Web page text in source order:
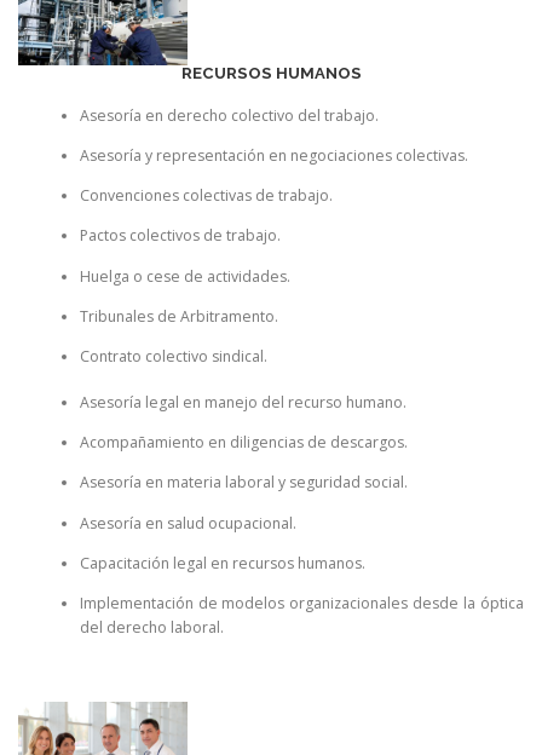
RECURSOS HUMANOS
Asesoría en derecho colectivo del trabajo.
Asesoría y representación en negociaciones colectivas.
Convenciones colectivas de trabajo.
Pactos colectivos de trabajo.
Huelga o cese de actividades.
Tribunales de Arbitramento.
Contrato colectivo sindical.
Asesoría legal en manejo del recurso humano.
Acompañamiento en diligencias de descargos.
Asesoría en materia laboral y seguridad social.
Asesoría en salud ocupacional.
Capacitación legal en recursos humanos.
Implementación de modelos organizacionales desde la óptica
del derecho laboral.